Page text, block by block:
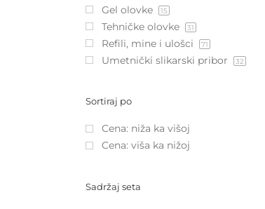
Gel olovke 15
Tehničke olovke 31
Refili, mine i ulošci 71
Umetnički slikarski pribor 32
Sortiraj po
Cena: niža ka višoj
Cena: viša ka nižoj
Sadržaj seta